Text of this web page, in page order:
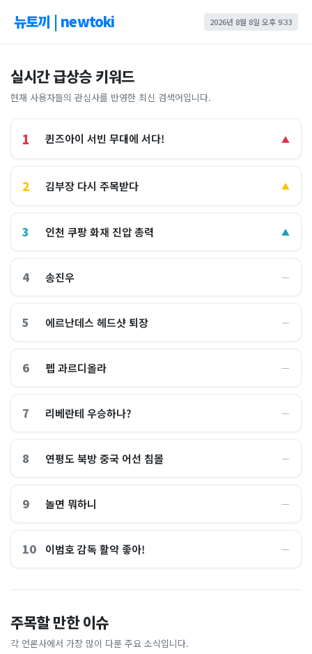
뉴토끼 | newtoki 2026년 8월 8일 오후 9:33
실시간 급상승 키워드
현재 사용자들의 관심사를 반영한 최신 검색어입니다.
1 퀸즈아이 서빈 무대에 서다! ▲
2 김부장 다시 주목받다 ▲
3 인천 쿠팡 화재 진압 총력 ▲
4 송진우 ―
5 에르난데스 헤드샷 퇴장 ―
6 펩 과르디올라 ―
7 리베란테 우승하나? ―
8 연평도 북방 중국 어선 침몰 ―
9 놀면 뭐하니 ―
10 이범호 감독 활약 좋아! ―
주목할 만한 이슈
각 언론사에서 가장 많이 다룬 주요 소식입니다.
홈플러스, 2000억원으로 '시
간'을 샀다
비즈워치
왜?매일경제
[날씨] 오늘 밤 또 내린다...내
륙 중심 최대 150mm
졌다...국산 53개 중소기업이